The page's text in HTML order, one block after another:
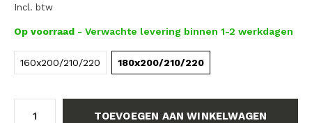
Incl. btw
Op voorraad - Verwachte levering binnen 1-2 werkdagen
160x200/210/220 180x200/210/220
TOEVOEGEN AAN WINKELWAGEN